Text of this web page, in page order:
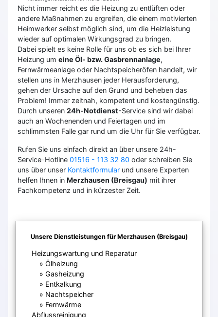
Nicht immer reicht es die Heizung zu entlüften oder
andere Maßnahmen zu ergreifen, die einem motivierten
Heimwerker selbst möglich sind, um die Heizleistung
wieder auf optimalen Wirkungsgrad zu bringen.
Dabei spielt es keine Rolle für uns ob es sich bei Ihrer
Heizung um eine Öl- bzw. Gasbrennanlage,
Fernwärmeanlage oder Nachtspeicheröfen handelt, wir
stellen uns in Merzhausen jeder Herausforderung,
gehen der Ursache auf den Grund und beheben das
Problem! Immer zeitnah, kompetent und kostengünstig.
Durch unseren 24h-Notdienst-Service sind wir dabei
auch an Wochenenden und Feiertagen und im
schlimmsten Falle gar rund um die Uhr für Sie verfügbar.
Rufen Sie uns einfach direkt an über unsere 24h-
Service-Hotline 01516 - 113 32 80 oder schreiben Sie
uns über unser Kontaktformular und unsere Experten
helfen Ihnen in Merzhausen (Breisgau) mit ihrer
Fachkompetenz und in kürzester Zeit.
Unsere Dienstleistungen für Merzhausen (Breisgau)
Heizungswartung und Reparatur
Ölheizung
Gasheizung
Entkalkung
Nachtspeicher
Fernwärme
Abflussreinigung